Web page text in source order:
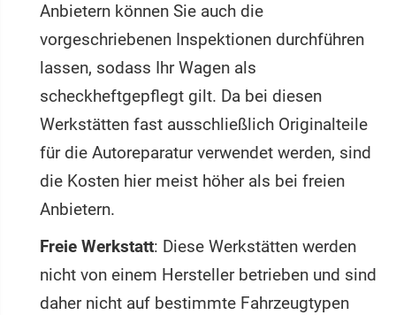
Anbietern können Sie auch die
vorgeschriebenen Inspektionen durchführen
lassen, sodass Ihr Wagen als
scheckheftgepflegt gilt. Da bei diesen
Werkstätten fast ausschließlich Originalteile
für die Autoreparatur verwendet werden, sind
die Kosten hier meist höher als bei freien
Anbietern.
Freie Werkstatt: Diese Werkstätten werden
nicht von einem Hersteller betrieben und sind
daher nicht auf bestimmte Fahrzeugtypen